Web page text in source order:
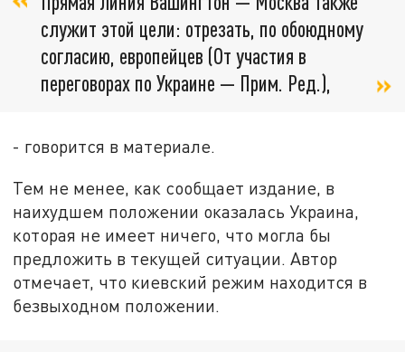
служит этой цели: отрезать, по обоюдному
согласию, европейцев (От участия в
переговорах по Украине — Прим. Ред.),
- говорится в материале.
Тем не менее, как сообщает издание, в
наихудшем положении оказалась Украина,
которая не имеет ничего, что могла бы
предложить в текущей ситуации. Автор
отмечает, что киевский режим находится в
безвыходном положении.